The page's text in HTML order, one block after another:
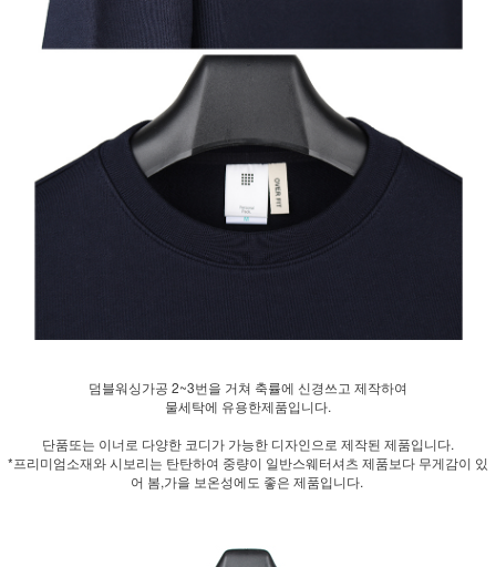
덤블워싱가공 2~3번을 거쳐 축률에 신경쓰고 제작하여
물세탁에 유용한제품입니다.
단품또는 이너로 다양한 코디가 가능한 디자인으로 제작된 제품입니다.
*프리미엄소재와 시보리는 탄탄하여 중량이 일반스웨터셔츠 제품보다 무게감이 있
어 봄,가을 보온성에도 좋은 제품입니다.